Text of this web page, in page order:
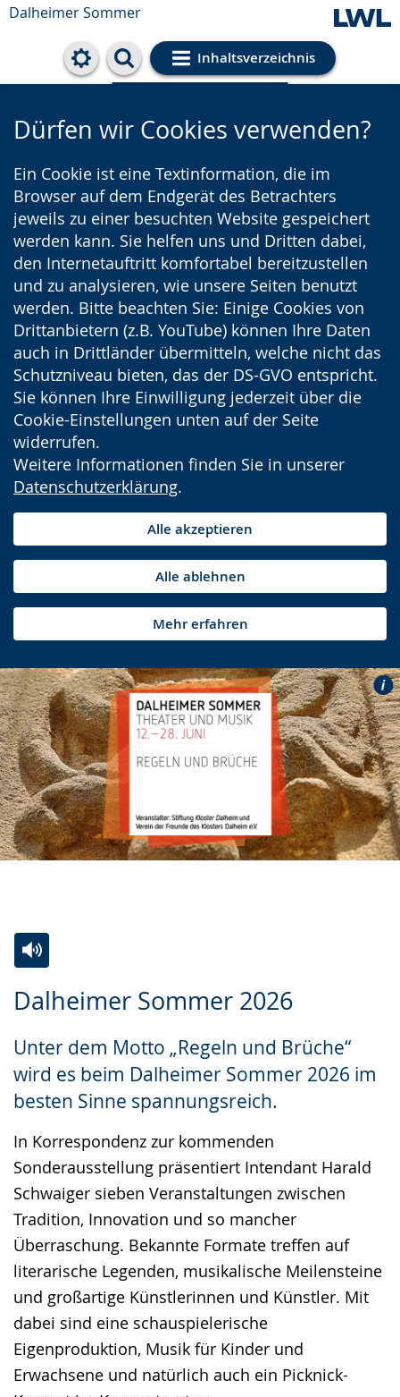
Dalheimer Sommer
Inhaltsverzeichnis
Cookie-Einstellungen
Dürfen wir Cookies verwenden?
Ein Cookie ist eine Textinformation, die im
Browser auf dem Endgerät des Betrachters
jeweils zu einer besuchten Website gespeichert
werden kann. Sie helfen uns und Dritten dabei,
den Internetauftritt komfortabel bereitzustellen
und zu analysieren, wie unsere Seiten benutzt
werden. Bitte beachten Sie: Einige Cookies von
Drittanbietern (z.B. YouTube) können Ihre Daten
auch in Drittländer übermitteln, welche nicht das
Schutzniveau bieten, das der DS-GVO entspricht.
Sie können Ihre Einwilligung jederzeit über die
Cookie-Einstellungen unten auf der Seite
widerrufen.
Weitere Informationen finden Sie in unserer
Datenschutzerklärung.
Alle akzeptieren
Alle ablehnen
Mehr erfahren
Dalheimer Sommer 2026
Unter dem Motto „Regeln und Brüche“
wird es beim Dalheimer Sommer 2026 im
besten Sinne spannungsreich.
In Korrespondenz zur kommenden
Sonderausstellung präsentiert Intendant Harald
Schwaiger sieben Veranstaltungen zwischen
Tradition, Innovation und so mancher
Überraschung. Bekannte Formate treffen auf
literarische Legenden, musikalische Meilensteine
und großartige Künstlerinnen und Künstler. Mit
dabei sind eine schauspielerische
Eigenproduktion, Musik für Kinder und
Erwachsene und natürlich auch ein Picknick-
Leichten
wechseln.
Audio-
Video
Deutscher
Gebärdensprache
wird
angezeigt.